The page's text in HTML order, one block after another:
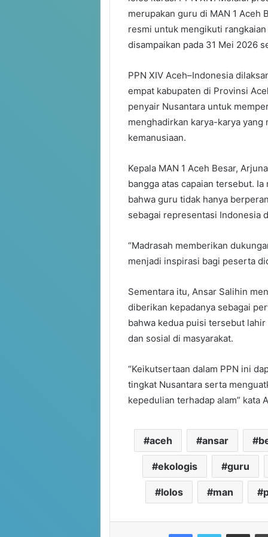
merupakan guru di MAN 1 Aceh
resmi untuk mengikuti
disampaikan pada 31 Mei 2026
PPN XIV Aceh–Indonesia
empat kabupaten di Provinsi
penyair Nusantara untuk
menghadirkan karya-karya
kemanusiaan.
Kepala MAN 1 Aceh Besar,
bangga atas capaian tersebut.
bahwa guru tidak hanya
sebagai representasi Indonesia
“Madrasah memberikan
menjadi inspirasi bagi peserta
Sementara itu, Ansar Salihin
diberikan kepadanya sebagai
bahwa kedua puisi tersebut
dan sosial di masyarakat.
“Keikutsertaan dalam PPN ini
tingkat Nusantara serta
kepedulian terhadap alam” kata
aceh ansar
ekologis guru
lolos man